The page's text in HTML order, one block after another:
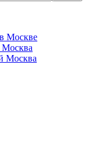
Москве
Москва
Москва